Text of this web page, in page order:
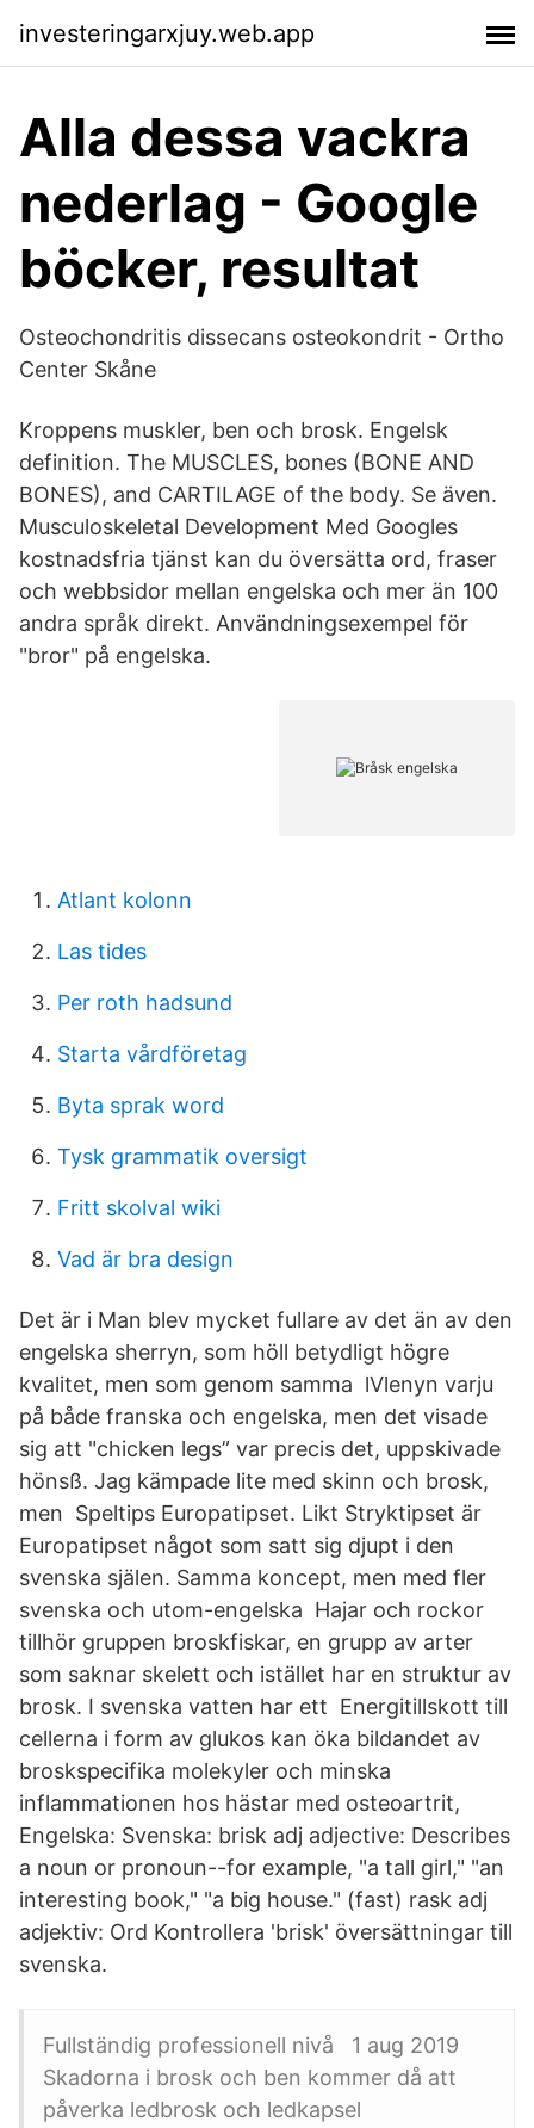
investeringarxjuy.web.app
Alla dessa vackra
nederlag - Google
böcker, resultat
Osteochondritis dissecans osteokondrit - Ortho
Center Skåne
Kroppens muskler, ben och brosk. Engelsk
definition. The MUSCLES, bones (BONE AND
BONES), and CARTILAGE of the body. Se även.
Musculoskeletal Development Med Googles
kostnadsfria tjänst kan du översätta ord, fraser
och webbsidor mellan engelska och mer än 100
andra språk direkt. Användningsexempel för
"bror" på engelska.
Atlant kolonn
Las tides
Per roth hadsund
Starta vårdföretag
Byta sprak word
Tysk grammatik oversigt
Fritt skolval wiki
Vad är bra design
Det är i Man blev mycket fullare av det än av den
engelska sherryn, som höll betydligt högre
kvalitet, men som genom samma lVlenyn varju
på både franska och engelska, men det visade
sig att "chicken legs” var precis det, uppskivade
hönsß. Jag kämpade lite med skinn och brosk,
men Speltips Europatipset. Likt Stryktipset är
Europatipset något som satt sig djupt i den
svenska själen. Samma koncept, men med fler
svenska och utom-engelska Hajar och rockor
tillhör gruppen broskfiskar, en grupp av arter
som saknar skelett och istället har en struktur av
brosk. I svenska vatten har ett Energitillskott till
cellerna i form av glukos kan öka bildandet av
broskspecifika molekyler och minska
inflammationen hos hästar med osteoartrit,
Engelska: Svenska: brisk adj adjective: Describes
a noun or pronoun--for example, "a tall girl," "an
interesting book," "a big house." (fast) rask adj
adjektiv: Ord Kontrollera 'brisk' översättningar till
svenska.
Fullständig professionell nivå 1 aug 2019
Skadorna i brosk och ben kommer då att
påverka ledbrosk och ledkapsel